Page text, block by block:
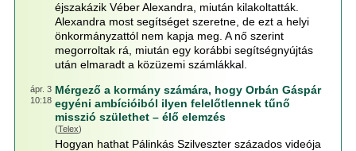
éjszakázik Véber Alexandra, miután kilakoltatták.
Alexandra most segítséget szeretne, de ezt a helyi
önkormányzattól nem kapja meg. A nő szerint
megorroltak rá, miután egy korábbi segítségnyújtás
után elmaradt a közüzemi számlákkal.
ápr. 3
10:18
Mérgező a kormány számára, hogy Orbán Gáspár
egyéni ambícióiból ilyen felelőtlennek tűnő
misszió születhet – élő elemzés
(Telex)
Hogyan hathat Pálinkás Szilveszter százados videója